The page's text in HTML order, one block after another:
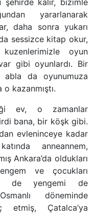
kalır, bizimle
yararlanarak
daha sonra yukarı
sessizce kitap okur,
oyun
gibi oyunlardı. Bir
abla da oyunumuza
o kazanmıştı.
ev, o zamanlar
bana, bir köşk gibi.
evleninceye kadar
anneannem,
Ankara’da oldukları
ve çocukları
de yengemi de
döneminde
etmiş, Çatalca’ya